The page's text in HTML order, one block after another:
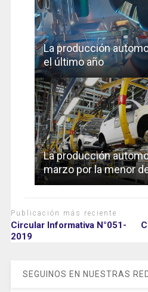
La producción
el último año
La producción
marzo por la menor
Publicación más reciente
Circular Informativa N°051-
2019
SEGUINOS EN NUESTRAS